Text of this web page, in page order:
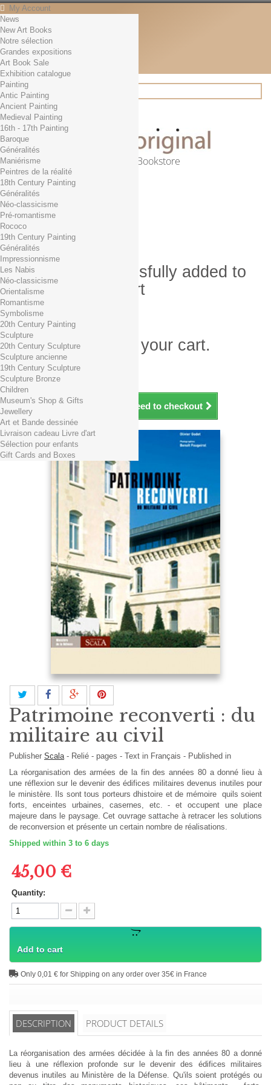
My Account
Contact
English
English
Français
News
Search
Online Art Bookstore
Cart (empty)
No products
Free shipping!
0,00 € Total
Check out
Product successfully added to
your shopping cart
Quantity
Total
There is 1 item in your cart.
Total products (tax incl.)
Total shipping TTC
Total (tax incl.)
Continue shopping Proceed to checkout
News
New Art Books
Notre sélection
Grandes expositions
Art Book Sale
Exhibition catalogue
Painting
Antic Painting
Ancient Painting
Medieval Painting
16th - 17th Painting
Baroque
Généralités
Maniérisme
Peintres de la réalité
18th Century Painting
Généralités
Néo-classicisme
Pré-romantisme
Rococo
19th Century Painting
Généralités
Impressionnisme
Les Nabis
Néo-classicisme
Orientalisme
Romantisme
Symbolisme
20th Century Painting
Sculpture
20th Century Sculpture
Sculpture ancienne
19th Century Sculpture
Sculpture Bronze
Children
Museum's Shop & Gifts
Jewellery
Art et Bande dessinée
Livraison cadeau Livre d'art
Sélection pour enfants
Gift Cards and Boxes
Patrimoine reconverti : du
militaire au civil
Publisher Scala - Relié - pages - Text in Français - Published in
La réorganisation des armées de la fin des années 80 a donné lieu à
une réflexion sur le devenir des édifices militaires devenus inutiles pour
le ministère. Ils sont tous porteurs dhistoire et de mémoire  quils soient
forts, enceintes urbaines, casernes, etc. - et occupent une place
majeure dans le paysage. Cet ouvrage sattache à retracer les solutions
de reconversion et présente un certain nombre de réalisations.
Shipped within 3 to 6 days
45,00 €
Quantity:
Add to cart
Only 0,01 € for Shipping on any order over 35€ in France
DESCRIPTION PRODUCT DETAILS
La réorganisation des armées décidée à la fin des années 80 a donné
lieu à une réflexion profonde sur le devenir des édifices militaires
devenus inutiles au Ministère de la Défense. Qu'ils soient protégés ou